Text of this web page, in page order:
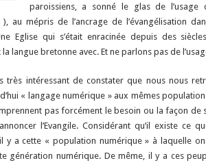
paroissiens, a sonné le glas de
au mépris de l’ancrage de l’évangélisation
Eglise qui s’était enracinée depuis des
langue bretonne avec. Et ne parlons pas de
très intéressant de constater que nous nous
« langage numérique » aux mêmes
pas forcément le besoin ou la façon de
l’Evangile. Considérant qu’il existe ce
y a cette « population numérique » à laquelle
génération numérique. De même, il y a ces